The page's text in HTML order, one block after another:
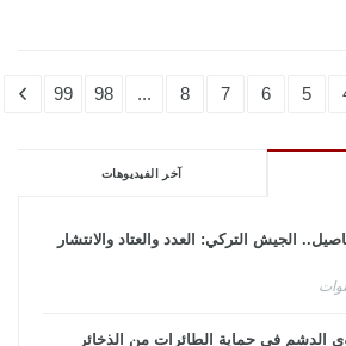
5
6
7
8
...
98
99
آخر الفيديوهات
الجيش التركي: العدد والعتاد والانتشار
الدشم فى حماية الطائرات من الذخائر